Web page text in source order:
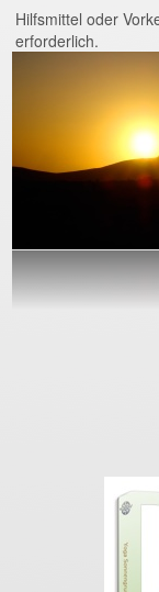
Hilfsmittel oder
erforderlich.